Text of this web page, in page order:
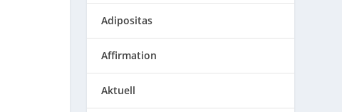
Adipositas
Affirmation
Aktuell